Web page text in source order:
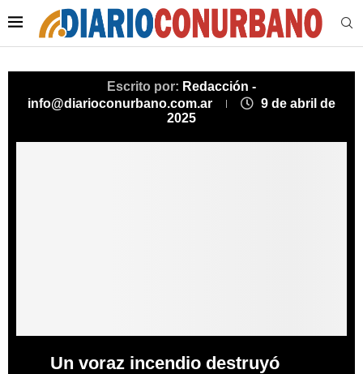
Escrito por: Redacción -
info@diarioconurbano.com.ar
9 de abril de
2025
Un voraz incendio destruyó